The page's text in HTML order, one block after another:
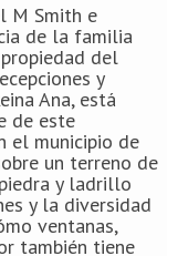
M Smith e
de la familia
del
y
Ana, está
de este
el municipio de
un terreno de
y ladrillo
y la diversidad
ventanas,
también tiene